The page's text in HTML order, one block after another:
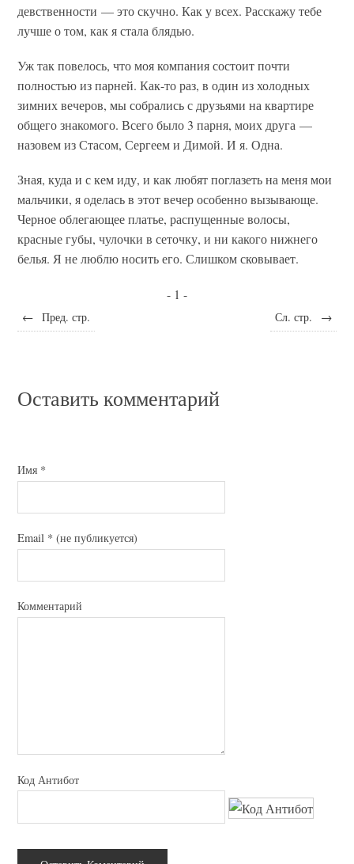
девственности — это скучно. Как у всех. Расскажу тебе
лучше о том, как я стала блядью.
Уж так повелось, что моя компания состоит почти
полностью из парней. Как-то раз, в один из холодных
зимних вечеров, мы собрались с друзьями на квартире
общего знакомого. Всего было 3 парня, моих друга —
назовем из Стасом, Сергеем и Димой. И я. Одна.
Зная, куда и с кем иду, и как любят поглазеть на меня мои
мальчики, я оделась в этот вечер особенно вызывающе.
Черное облегающее платье, распущенные волосы,
красные губы, чулочки в сеточку, и ни какого нижнего
белья. Я не люблю носить его. Слишком сковывает.
- 1 -
← Пред. стр. Сл. стр. →
Оставить комментарий
Имя *
Email * (не публикуется)
Комментарий
Код Антибот